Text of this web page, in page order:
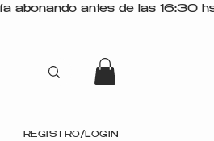
REGISTRO/LOGIN